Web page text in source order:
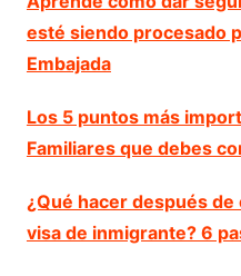
esté siendo procesado
Embajada
Los 5 puntos más
Familiares que debes
¿Qué hacer después de
visa de inmigrante? 6